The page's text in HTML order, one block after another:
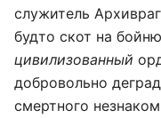
служитель
будто скот на
цивилизованный
добровольно
смертного